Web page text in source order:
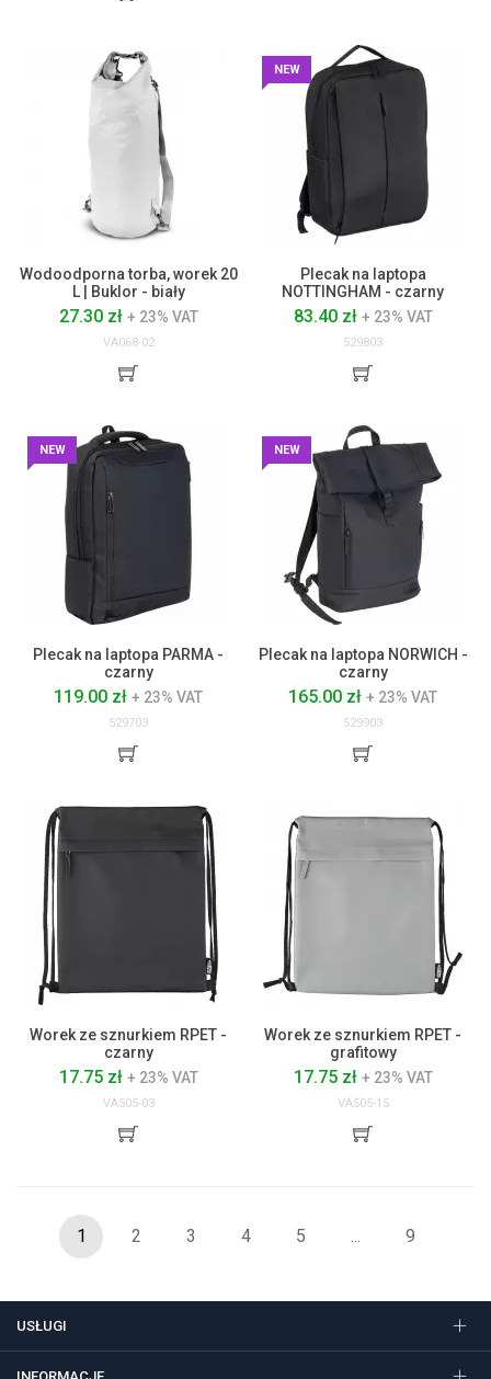
Wodoodporna torba, worek 20
L | Buklor - biały
27.30 zł + 23% VAT
VA068-02
NEW
Plecak na laptopa
NOTTINGHAM - czarny
83.40 zł + 23% VAT
529803
NEW
Plecak na laptopa PARMA -
czarny
119.00 zł + 23% VAT
529703
NEW
Plecak na laptopa NORWICH -
czarny
165.00 zł + 23% VAT
529903
Worek ze sznurkiem RPET -
czarny
17.75 zł + 23% VAT
VA505-03
Worek ze sznurkiem RPET -
grafitowy
17.75 zł + 23% VAT
VA505-15
1 2 3 4 5 ... 9
USŁUGI